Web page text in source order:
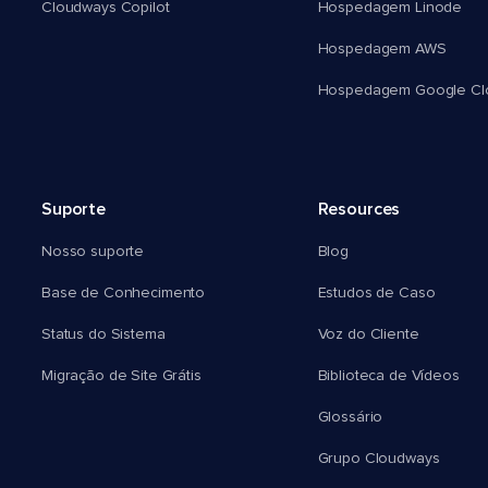
Cloudways Copilot Hospedagem Linode
Hospedagem AWS
Hospedagem Google
Suporte
Nosso suporte
Base de Conhecimento
Status do Sistema
Migração de Site Grátis
Resources
Blog
Estudos de Caso
Voz do Cliente
Biblioteca de Vídeos
Glossário
Grupo Cloudways